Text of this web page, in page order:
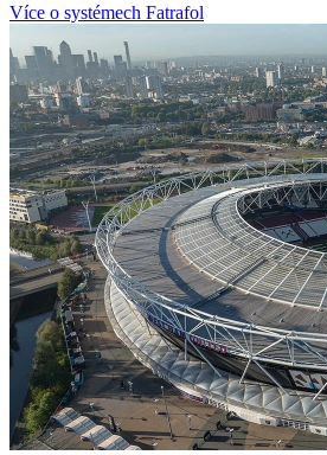
Více o systémech Fatrafol